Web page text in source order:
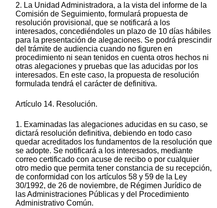
2. La Unidad Administradora, a la vista del informe de la
Comisión de Seguimiento, formulará propuesta de
resolución provisional, que se notificará a los
interesados, concediéndoles un plazo de 10 días hábiles
para la presentación de alegaciones. Se podrá prescindir
del trámite de audiencia cuando no figuren en
procedimiento ni sean tenidos en cuenta otros hechos ni
otras alegaciones y pruebas que las aducidas por los
interesados. En este caso, la propuesta de resolución
formulada tendrá el carácter de definitiva.
Artículo 14. Resolución.
1. Examinadas las alegaciones aducidas en su caso, se
dictará resolución definitiva, debiendo en todo caso
quedar acreditados los fundamentos de la resolución que
se adopte. Se notificará a los interesados, mediante
correo certificado con acuse de recibo o por cualquier
otro medio que permita tener constancia de su recepción,
de conformidad con los artículos 58 y 59 de la Ley
30/1992, de 26 de noviembre, de Régimen Jurídico de
las Administraciones Públicas y del Procedimiento
Administrativo Común.